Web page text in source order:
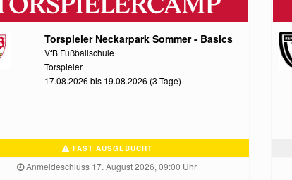
Torspieler Neckarpark Sommer - Basics
VfB Fußballschule
Torspieler
17.08.2026 bis 19.08.2026 (3 Tage)
FAST AUSGEBUCHT
Anmeldeschluss 17. August 2026, 09:00 Uhr